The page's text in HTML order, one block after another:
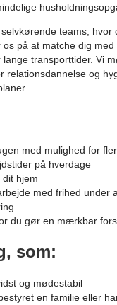
teams, hvor
på at matche dig
transporttider. Vi
relationsdannelse og
med mulighed for
på hverdage
hjem
med frihed under
du gør en mærkbar
som:
og mødestabil
en familie eller